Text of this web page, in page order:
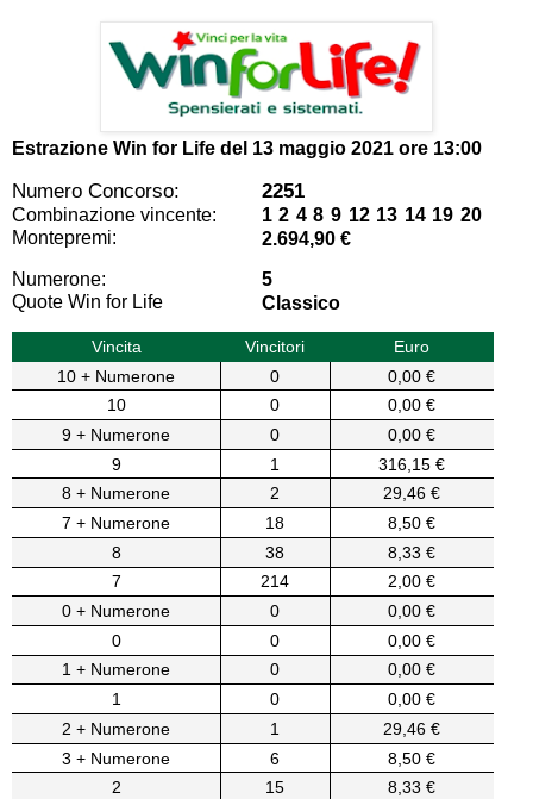
Estrazione Win for Life del 13 maggio 2021 ore 13:00
Numero Concorso: 2251
Combinazione vincente:
1 2 4 8 9 12 13 14 19 20
Montepremi:
2.694,90 €
Numerone:
5
Quote Win for Life
Classico
Vincita Vincitori
Euro
10 + Numerone
0
0,00 €
10
0
0,00 €
9 + Numerone
0
0,00 €
9
1
316,15 €
8 + Numerone
2
29,46 €
7 + Numerone
18
8,50 €
8
38
8,33 €
7
214
2,00 €
0 + Numerone
0
0,00 €
0
0
0,00 €
1 + Numerone
0
0,00 €
1
0
0,00 €
2 + Numerone
1
29,46 €
3 + Numerone
6
8,50 €
2
15
8,33 €